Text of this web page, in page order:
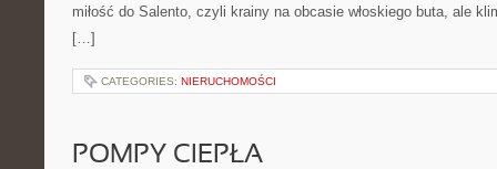
miłość do Salento, czyli krainy na obcasie włoskiego buta, ale
[…]
CATEGORIES: NIERUCHOMOŚCI
POMPY CIEPŁA